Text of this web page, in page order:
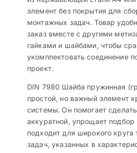
элемент без покрытия для
монтажных задач. Товар
заказ вместе с другими
гайками и шайбами, чтобы
укомплектовать соединение
проект.
DIN 7980 Шайба пружинная
простой, но важный элемент
системы. Он помогает
аккуратной, упрощает подбор
подходит для широкого круга
задач, указанных в